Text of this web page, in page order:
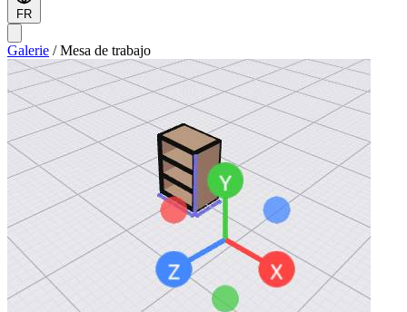
FR
Galerie / Mesa de trabajo